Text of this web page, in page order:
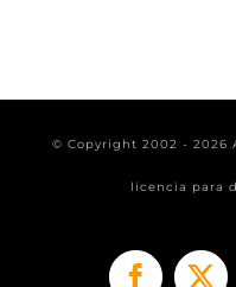
© Copyright 2002 - 2026
licencia para